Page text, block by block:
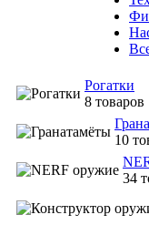
Рогатки
8 товаров
10
34